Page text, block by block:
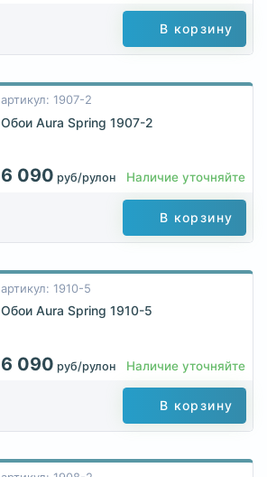
В корзину
артикул: 1907-2
Обои Aura Spring 1907-2
6 090 руб/рулон Наличие уточняйте
В корзину
артикул: 1910-5
Обои Aura Spring 1910-5
6 090 руб/рулон Наличие уточняйте
В корзину